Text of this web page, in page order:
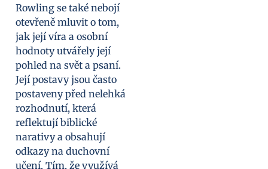
Rowling se také nebojí
otevřeně mluvit o tom,
jak její víra a osobní
hodnoty utvářely její
pohled na svět a psaní.
Její postavy jsou často
postaveny před nelehká
rozhodnutí, která
reflektují biblické
narativy a obsahují
odkazy na duchovní
učení. Tím, že využívá